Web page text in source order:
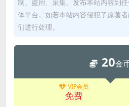
制、盗用、采集、发布本站内容到
体平台。如若本站内容侵犯了原著
们进行处理。
20金
VIP会员
免费